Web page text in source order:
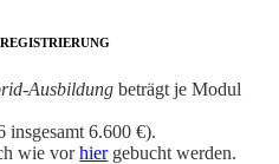
Ausbildung beträgt je Modul
insgesamt 6.600 €).
wie vorhiergebucht werden.